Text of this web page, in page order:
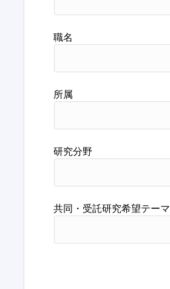
職名
所属
研究分野
共同・受託研究希望テーマ